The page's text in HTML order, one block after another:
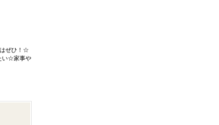
ぜひ！☆
い☆家事や